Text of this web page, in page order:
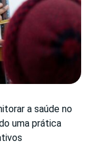
a saúde no
uma prática